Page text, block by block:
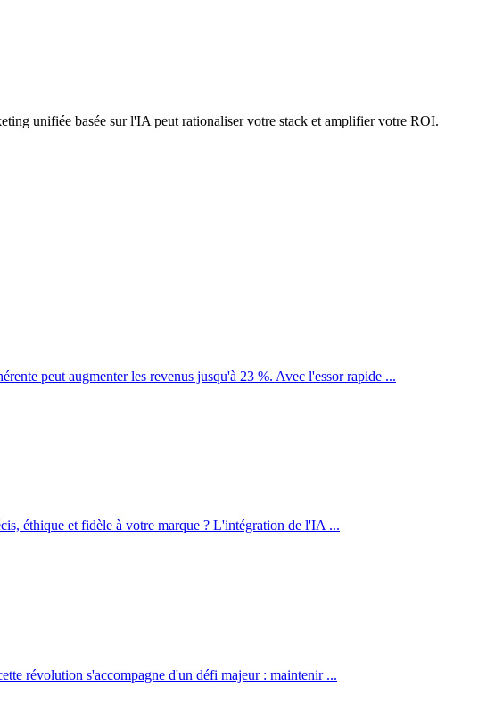
unifiée basée sur l'IA peut rationaliser votre stack et amplifier votre ROI.
peut augmenter les revenus jusqu'à 23 %. Avec l'essor rapide ...
éthique et fidèle à votre marque ? L'intégration de l'IA ...
révolution s'accompagne d'un défi majeur : maintenir ...